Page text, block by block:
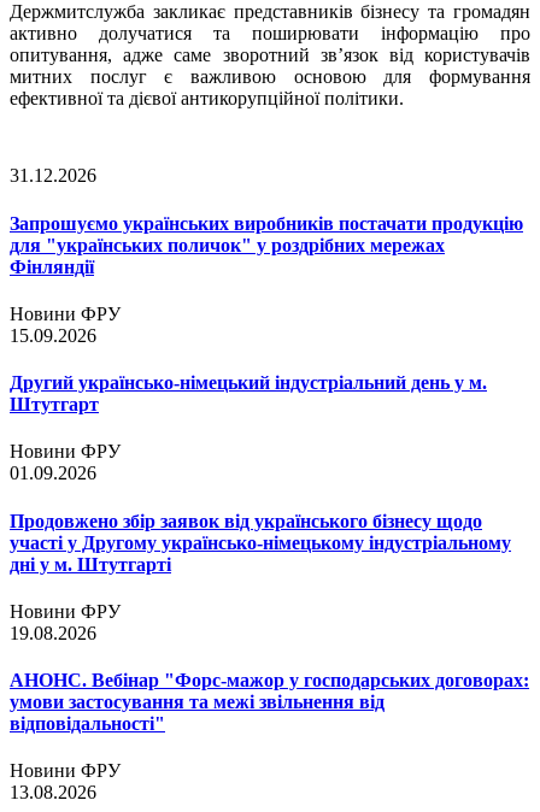
Держмитслужба закликає представників бізнесу та громадян
активно долучатися та поширювати інформацію про
опитування, адже саме зворотний зв’язок від користувачів
митних послуг є важливою основою для формування
ефективної та дієвої антикорупційної політики.
31.12.2026
Запрошуємо українських виробників постачати продукцію
для "українських поличок" у роздрібних мережах
Фінляндії
Новини ФРУ
15.09.2026
Другий українсько-німецький індустріальний день у м.
Штутгарт
Новини ФРУ
01.09.2026
Продовжено збір заявок від українського бізнесу щодо
участі у Другому українсько-німецькому індустріальному
дні у м. Штутгарті
Новини ФРУ
19.08.2026
АНОНС. Вебінар "Форс-мажор у господарських договорах:
умови застосування та межі звільнення від
відповідальності"
Новини ФРУ
13.08.2026